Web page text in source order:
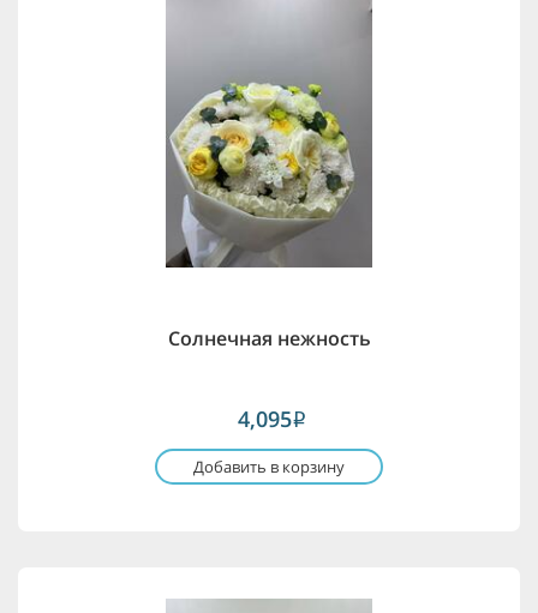
Солнечная нежность
4,095i
Добавить в корзину